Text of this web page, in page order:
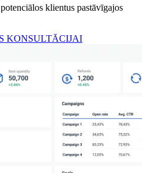
klientus pastāvīgajos
KONSULTĀCIJAI